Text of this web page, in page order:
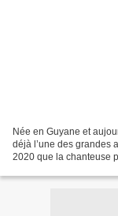
Née en Guyane et
déjà l’une des grandes
2020 que la chanteuse